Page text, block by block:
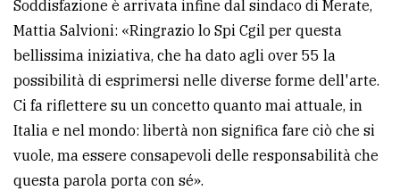
Soddisfazione è arrivata infine dal sindaco di Merate,
Mattia Salvioni: «Ringrazio lo Spi Cgil per questa
bellissima iniziativa, che ha dato agli over 55 la
possibilità di esprimersi nelle diverse forme dell'arte.
Ci fa riflettere su un concetto quanto mai attuale, in
Italia e nel mondo: libertà non significa fare ciò che si
vuole, ma essere consapevoli delle responsabilità che
questa parola porta con sé».